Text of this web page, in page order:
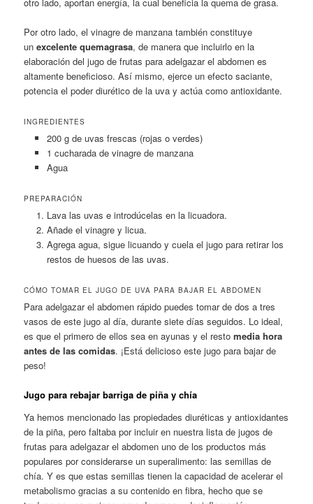
Por otro lado, el vinagre de manzana también constituye
unexcelente quemagrasa, de manera que incluirlo en la
elaboración del jugo de frutas para adelgazar el abdomen es
altamente beneficioso. Así mismo, ejerce un efecto saciante,
potencia el poder diurético de la uva y actúa como antioxidante.
INGREDIENTES
200 g de uvas frescas (rojas o verdes)
1 cucharada de vinagre de manzana
Agua
PREPARACIÓN
Lava las uvas e introdúcelas en la licuadora.
Añade el vinagre y licua.
Agrega agua, sigue licuando y cuela el jugo para retirar los
restos de huesos de las uvas.
CÓMO TOMAR EL JUGO DE UVA PARA BAJAR EL ABDOMEN
Para adelgazar el abdomen rápido puedes tomar de dos a tres
vasos de este jugo al día, durante siete días seguidos. Lo ideal,
es que el primero de ellos sea en ayunas y el restomedia hora
antes de las comidas. ¡Está delicioso este jugo para bajar de
peso!
Jugo para rebajar barriga de piña y chía
Ya hemos mencionado las propiedades diuréticas y antioxidantes
de la piña, pero faltaba por incluir en nuestra lista de jugos de
frutas para adelgazar el abdomen uno de los productos más
populares por considerarse un superalimento: las semillas de
chía. Y es que estas semillas tienen la capacidad de acelerar el
metabolismo gracias a su contenido en fibra, hecho que se